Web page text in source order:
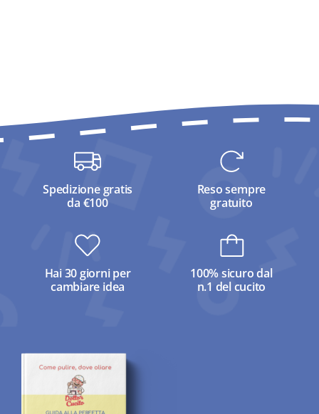
Spedizione gratis
da €100
Reso sempre
gratuito
Hai 30 giorni per
cambiare idea
100% sicuro dal
n.1 del cucito